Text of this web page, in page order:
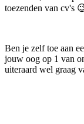
toezenden van cv's
Ben je zelf toe aan
jouw oog op 1 van
uiteraard wel graag